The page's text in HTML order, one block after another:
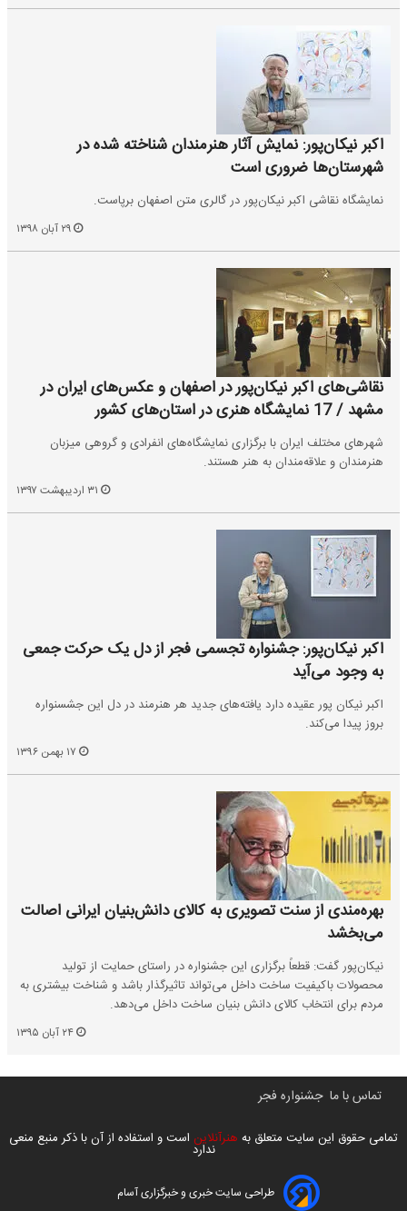
اکبر نیکان‌پور: نمایش آثار هنرمندان شناخته شده در
شهرستان‌ها ضروری است
نمایشگاه نقاشی اکبر نیکان‌پور در گالری متن اصفهان برپاست.
نقاشی‌های اکبر نیکان‌پور در اصفهان و عکس‌های ایران در
مشهد / 17 نمایشگاه هنری در استان‌های کشور
شهرهای مختلف ایران با برگزاری نمایشگاه‌های انفرادی و گروهی میزبان
هنرمندان و علاقه‌مندان به هنر هستند.
اکبر نیکان‌پور: جشنواره تجسمی فجر از دل یک حرکت جمعی
به وجود می‌آید
اکبر نیکان پور عقیده دارد یافته‌های جدید هر هنرمند در دل این جشسنواره
بروز پیدا می‌کند.
بهره‌مندی از سنت تصویری به کالای دانش‌بنیان ایرانی اصالت
می‌بخشد
نیکان‌پور گفت: قطعاً برگزاری این جشنواره در راستای حمایت از تولید
محصولات باکیفیت ساخت داخل می‌تواند تاثیرگذار باشد و شناخت بیشتری به
مردم برای انتخاب کالای دانش بنیان ساخت داخل می‌دهد.
تماس با ما جشنواره فجر
تمامی حقوق این سایت متعلق به هنرآنلاین است و استفاده از آن با ذکر منبع منعی
ندارد
طراحی سایت خبری و خبرگزاری آسام